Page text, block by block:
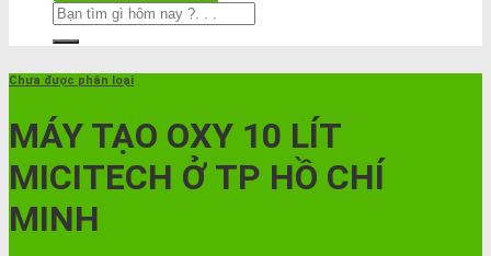
Chưa được phân loại
MÁY TẠO OXY 10 LÍT
MICITECH Ở TP HỒ CHÍ
MINH